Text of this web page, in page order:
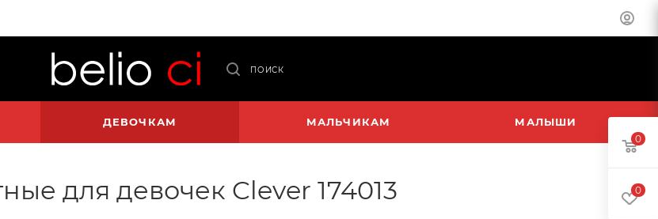
ПОИСК
ДЕВОЧКАМ МАЛЬЧИКАМ МАЛЫШИ
для девочек Clever 174013
0
0